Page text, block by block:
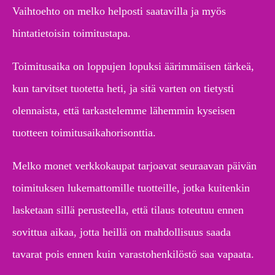
Vaihtoehto on melko helposti saatavilla ja myös
hintatietoisin toimitustapa.
Toimitusaika on loppujen lopuksi äärimmäisen tärkeä,
kun tarvitset tuotetta heti, ja sitä varten on tietysti
olennaista, että tarkastelemme lähemmin kyseisen
tuotteen toimitusaikahorisonttia.
Melko monet verkkokaupat tarjoavat seuraavan päivän
toimituksen lukemattomille tuotteille, jotka kuitenkin
lasketaan sillä perusteella, että tilaus toteutuu ennen
sovittua aikaa, jotta heillä on mahdollisuus saada
tavarat pois ennen kuin varastohenkilöstö saa vapaata.